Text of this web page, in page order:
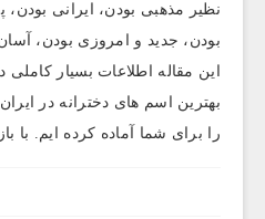
نظیر مذهبی بودن، ایرانی بودن،
بودن، جدید و امروزی بودن،
بهترین اسم های دخترانه در
را برای شما آماده کرده ایم. با